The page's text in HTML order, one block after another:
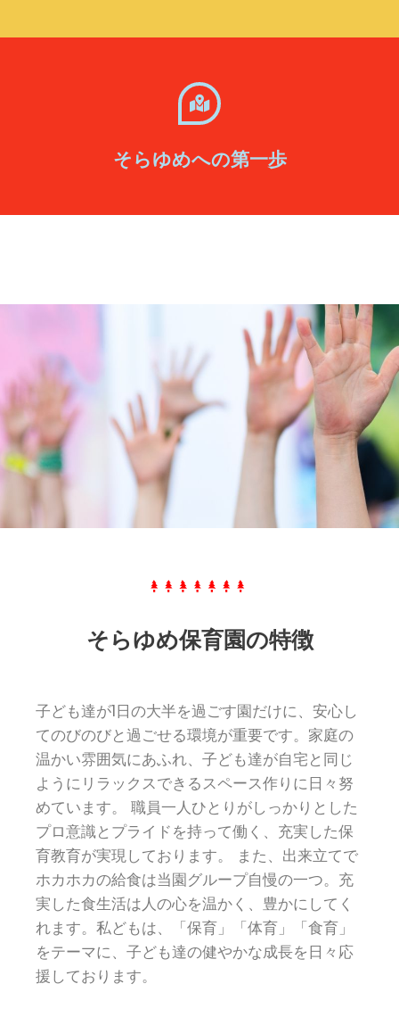
そらゆめへの第一歩
そらゆめ保育園の特徴
子ども達が1日の大半を過ごす園だけに、安心し
てのびのびと過ごせる環境が重要です。家庭の
温かい雰囲気にあふれ、子ども達が自宅と同じ
ようにリラックスできるスペース作りに日々努
めています。 職員一人ひとりがしっかりとした
プロ意識とプライドを持って働く、充実した保
育教育が実現しております。 また、出来立てで
ホカホカの給食は当園グループ自慢の一つ。充
実した食生活は人の心を温かく、豊かにしてく
れます。私どもは、「保育」「体育」「食育」
をテーマに、子ども達の健やかな成長を日々応
援しております。